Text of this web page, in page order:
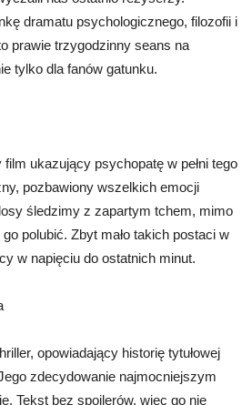
dramatu psychologicznego, filozofii i
prawie trzygodzinny seans na
tylko dla fanów gatunku.
ukazujący psychopatę w pełni tego
pozbawiony wszelkich emocji
śledzimy z zapartym tchem, mimo
polubić. Zbyt mało takich postaci w
w napięciu do ostatnich minut.
opowiadający historię tytułowej
zdecydowanie najmocniejszym
Tekst bez spoilerów, więc go nie